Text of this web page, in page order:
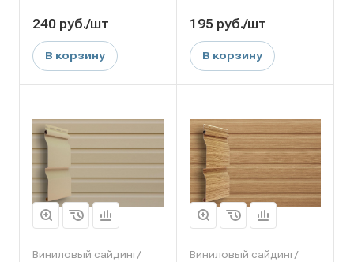
240 руб./шт
В корзину
195 руб./шт
В корзину
Виниловый сайдинг/
Виниловый сайдинг/